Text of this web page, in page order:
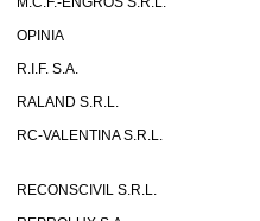
OPINIA
R.I.F. S.A.
RALAND S.R.L.
RC-VALENTINA S.R.L.
RECONSCIVIL S.R.L.